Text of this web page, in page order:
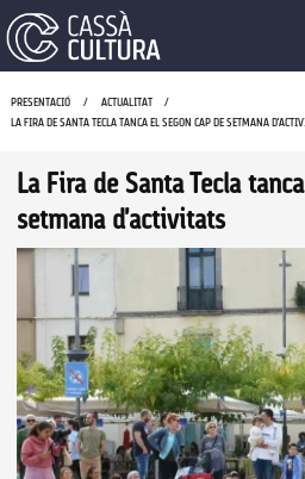
PRESENTACIÓ
ACTUALITAT
LA FIRA DE SANTA TECLA TANCA EL SEGON CAP DE SETMANA
La Fira de Santa Tecla
setmana d'activitats